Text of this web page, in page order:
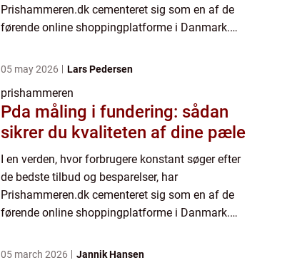
Prishammeren.dk cementeret sig som en af de
førende online shoppingplatforme i Danmark.
konkurrencedygtige...
05 may 2026 Lars Pedersen
prishammeren
Pda måling i fundering: sådan
sikrer du kvaliteten af dine pæle
I en verden, hvor forbrugere konstant søger efter
de bedste tilbud og besparelser, har
Prishammeren.dk cementeret sig som en af de
førende online shoppingplatforme i Danmark.
konkurrencedygtige...
05 march 2026 Jannik Hansen